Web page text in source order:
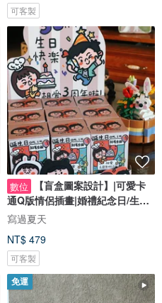
可客製
數位
【盲盒圖案設計】|可愛卡
通Q版情侶插畫|婚禮紀念日/生日
禮物客製
寫過夏天
NT$ 479
可客製
免運